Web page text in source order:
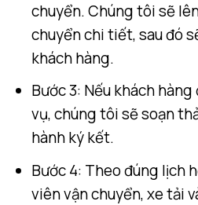
chuyển. Chúng tôi sẽ
chuyển chi tiết, sau đó
khách hàng.
Bước 3: Nếu khách
vụ, chúng tôi sẽ soạn
hành ký kết.
Bước 4: Theo đúng lịch
viên vận chuyển, xe tải